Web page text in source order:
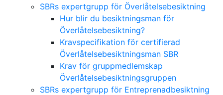
SBRs expertgrupp för Överlåtelsebesiktning
Hur blir du besiktningsman för
Överlåtelsebesiktning?
Kravspecifikation för certifierad
Överlåtelsebesiktningsman SBR
Krav för gruppmedlemskap
Överlåtelsebesiktningsgruppen
SBRs expertgrupp för Entreprenadbesiktning